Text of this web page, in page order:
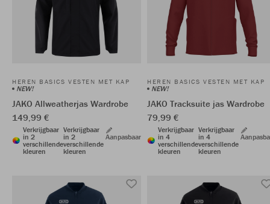
HEREN BASICS VESTEN MET KAP
NEW!
JAKO Allweatherjas Wardrobe
149,99 €
Verkrijgbaar
in 2
verschillende
kleuren
Verkrijgbaar
in 2
verschillende
kleuren
Aanpasbaar
HEREN BASICS VESTEN MET KAP
NEW!
JAKO Tracksuite jas Wardrobe
79,99 €
Verkrijgbaar
in 4
verschillende
kleuren
Verkrijgbaar
in 4
verschillende
kleuren